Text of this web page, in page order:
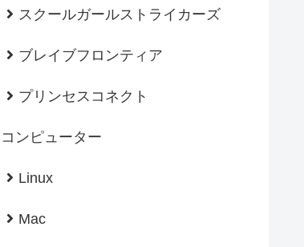
スクールガールストライカーズ
ブレイブフロンティア
プリンセスコネクト
コンピューター
Linux
Mac